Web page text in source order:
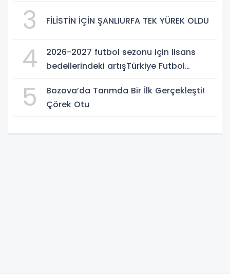
3 FİLİSTİN İÇİN ŞANLIURFA TEK YÜREK OLDU
4
2026-2027 futbol sezonu için lisans
bedellerindeki artışTürkiye Futbol
5
Bozova’da Tarımda Bir İlk Gerçekleşti!
Çörek Otu